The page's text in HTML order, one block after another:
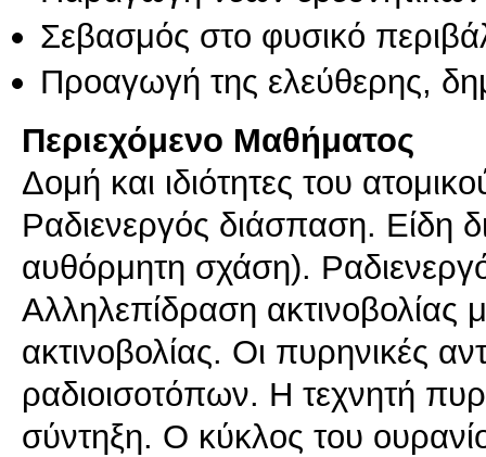
Σεβασμός στο φυσικό
Προαγωγή της ελεύθερης,
Περιεχόμενο Μαθήματος
Δομή και ιδιότητες του
Ραδιενεργός διάσπαση. Είδη
αυθόρμητη σχάση).
Αλληλεπίδραση ακτινοβολίας
ακτινοβολίας. Οι πυρηνικές
ραδιοισοτόπων. Η τεχνητή
σύντηξη. Ο κύκλος τoυ